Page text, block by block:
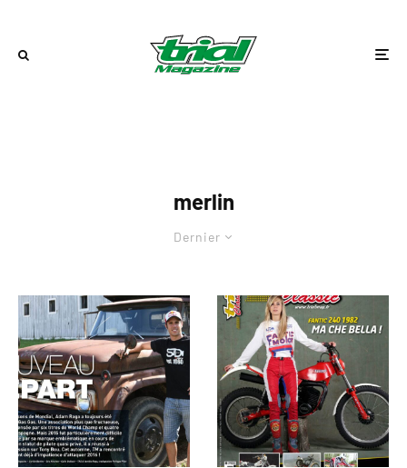
merlin
Dernier